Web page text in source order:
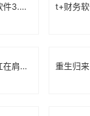
下载最新版本黄金软件3.3.0，轻松体验全新功能与界面优化
《我把刘姨的双腿扛在肩上这个情节出现在哪一集中》